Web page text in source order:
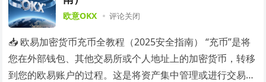
欧意OKX 评论关闭
📥 欧易加密货币充币全教程（2025安全指南） “充币”是将
您在外部钱包、其他交易所或个人地址上的加密货币，转移
到您的欧易账户的过程。这是将资产集中管理或进行交易的